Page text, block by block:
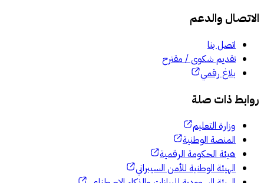
الاتصال والدعم
اتصل بنا
تقديم شكوى / مقترح
بلاغ رقمي
روابط ذات صلة
وزارة التعليم
المنصة الوطنية
هيئة الحكومة الرقمية
الهيئة الوطنية للأمن السيبراني